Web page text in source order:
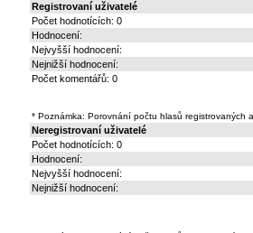
Registrovaní uživatelé
Počet hodnotících: 0
Hodnocení:
Nejvyšší hodnocení:
Nejnižší hodnocení:
Počet komentářů: 0
* Poznámka: Porovnání počtu hlasů registrovaných
Neregistrovaní uživatelé
Počet hodnotících: 0
Hodnocení:
Nejvyšší hodnocení:
Nejnižší hodnocení: